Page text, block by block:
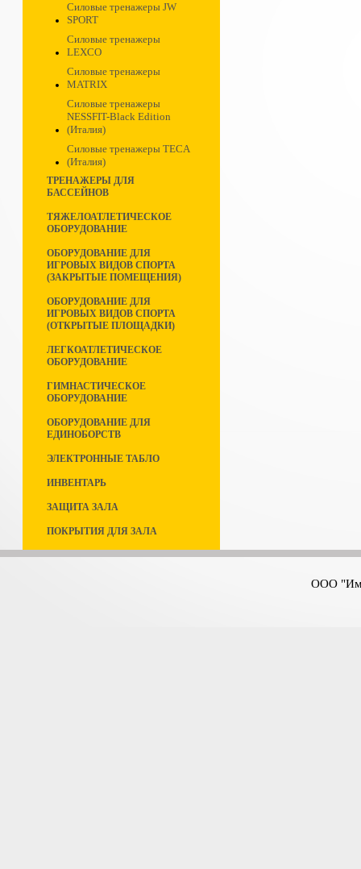
Силовые тренажеры JW
SPORT
Силовые тренажеры
LEXCO
Силовые тренажеры
MATRIX
Силовые тренажеры
NESSFIT-Black Edition
(Италия)
Силовые тренажеры TECA
(Италия)
ТРЕНАЖЕРЫ ДЛЯ
БАССЕЙНОВ
ТЯЖЕЛОАТЛЕТИЧЕСКОЕ
ОБОРУДОВАНИЕ
ОБОРУДОВАНИЕ ДЛЯ
ИГРОВЫХ ВИДОВ СПОРТА
(ЗАКРЫТЫЕ ПОМЕЩЕНИЯ)
ОБОРУДОВАНИЕ ДЛЯ
ИГРОВЫХ ВИДОВ СПОРТА
(ОТКРЫТЫЕ ПЛОЩАДКИ)
ЛЕГКОАТЛЕТИЧЕСКОЕ
ОБОРУДОВАНИЕ
ГИМНАСТИЧЕСКОЕ
ОБОРУДОВАНИЕ
ОБОРУДОВАНИЕ ДЛЯ
ЕДИНОБОРСТВ
ЭЛЕКТРОННЫЕ ТАБЛО
ИНВЕНТАРЬ
ЗАЩИТА ЗАЛА
ПОКРЫТИЯ ДЛЯ ЗАЛА
ООО